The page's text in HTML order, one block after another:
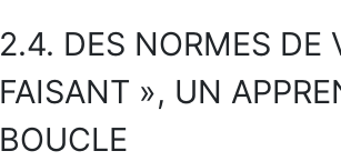
2.4. DES NORMES DE
FAISANT », UN
BOUCLE